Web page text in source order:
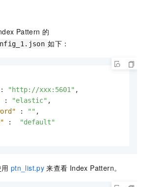
Pattern 的
如下：
: "http://xxx:5601" ,
: "elastic" ,
: "" ,
:
"default"
ptn_list.py 来查看 Index Pattern。